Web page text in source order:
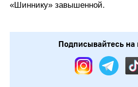
«Шиннику» завышенной.
Подписывайтесь на